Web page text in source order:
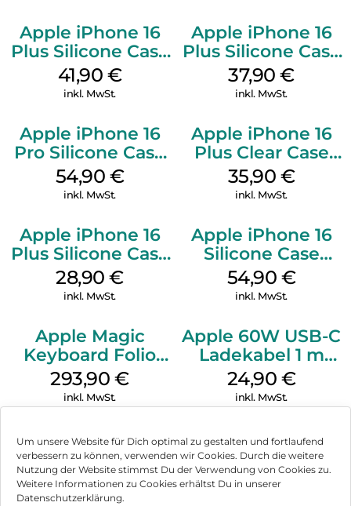
Um unsere Website für Dich optimal zu gestalten und fortlaufend
verbessern zu können, verwenden wir Cookies. Durch die weitere
Nutzung der Website stimmst Du der Verwendung von Cookies zu.
Weitere Informationen zu Cookies erhältst Du in unserer
Datenschutzerklärung.
Apple iPhone 16
Plus Silicone Case
MagSafe Stone
Gray
41,90 €
inkl. MwSt.
Apple iPhone 16
Plus Silicone Case
MagSafe Lake
Green
37,90€
inkl. MwSt.
Apple iPhone 16
Pro Silicone Case
MagSafe Black
54,90 €
inkl. MwSt.
Apple iPhone 16
Plus Clear Case
MagSafe
Transparent
35,90 €
inkl. MwSt.
Apple iPhone 16
Plus Silicone Case
MagSafe Black
28,90€
inkl. MwSt.
Apple iPhone 16
Silicone Case
MagSafe Black
54,90 €
inkl. MwSt.
Apple Magic
Keyboard Folio
iPad 10.9″ (10.Gen.)
Weiß
293,90€
inkl. MwSt.
Apple 60W USB-C
Ladekabel 1 m
Weiß
24,90 €
inkl. MwSt.
Impressum